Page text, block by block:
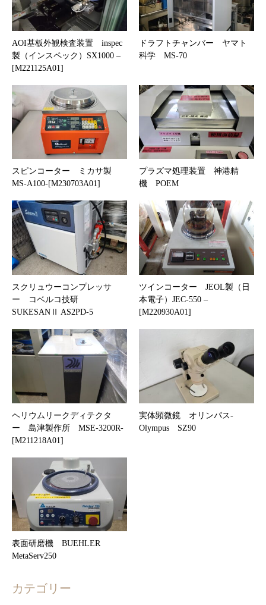
AOI基板外観検査装置 inspec
製（インスペック）SX1000 –
[M221125A01]
ドラフトチャンバー ヤマト
科学 MS-70
スピンコーター ミカサ製
MS-A100-[M230703A01]
プラズマ処理装置 神港精
機 POEM
スクリュウーコンプレッサ
ー コベルコ技研
SUKESANⅡ AS2PD-5
ツインコーター JEOL製（日
本電子）JEC-550 –
[M220930A01]
ヘリウムリークディテクタ
ー 島津製作所 MSE-3200R-
[M211218A01]
実体顕微鏡 オリンパス-
Olympus SZ90
表面研磨機 BUEHLER
MetaServ250
カテゴリー